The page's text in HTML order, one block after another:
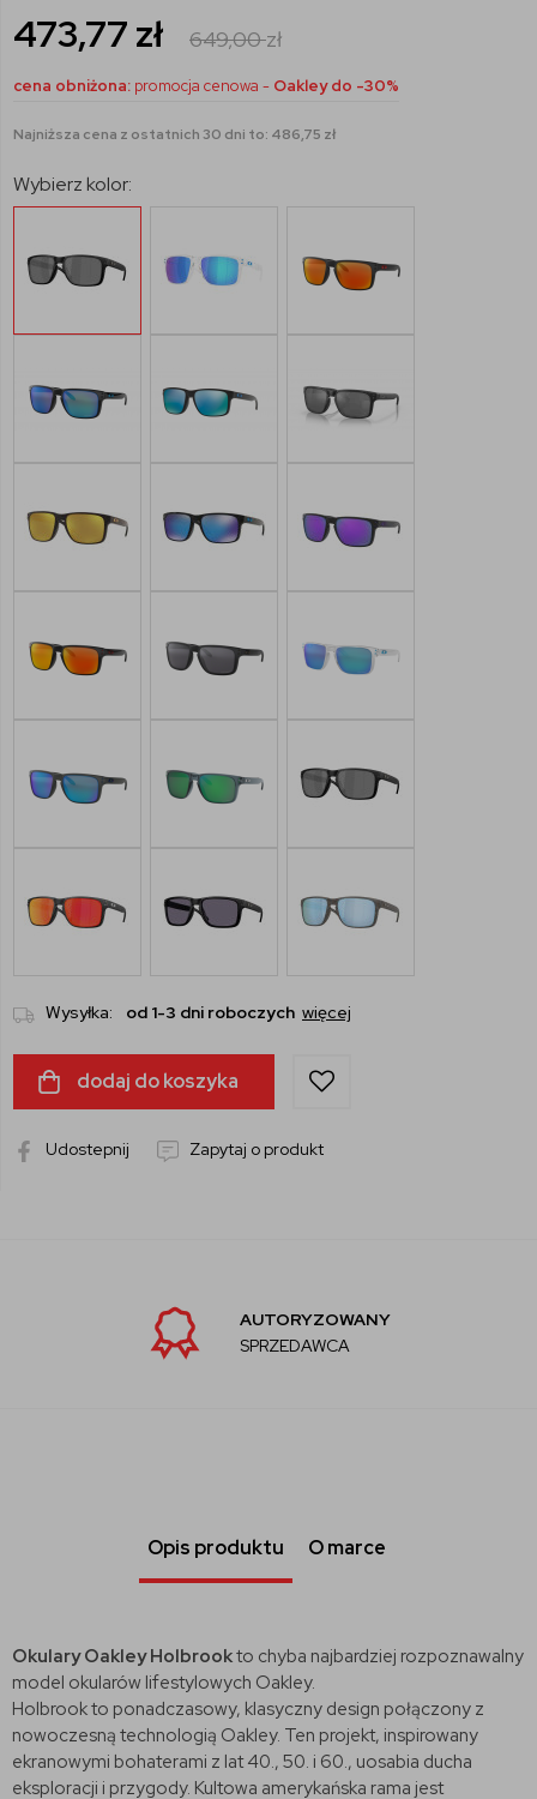
473,77 zł 649,00zł
cena obniżona: promocja cenowa - Oakley do -30%
Najniższa cena z ostatnich 30 dni to: 486,75 zł
Wybierz kolor:
Wysyłka: od 1-3 dni roboczych więcej
dodaj do koszyka
Udostepnij Zapytaj o produkt
AUTORYZOWANY
SPRZEDAWCA
Opis produktu O marce
Okulary Oakley Holbrookto chyba najbardziej rozpoznawalny
model okularów lifestylowych Oakley.
Holbrook to ponadczasowy, klasyczny design połączony z
nowoczesną technologią Oakley. Ten projekt, inspirowany
ekranowymi bohaterami z lat 40., 50. i 60., uosabia ducha
eksploracji i przygody. Kultowa amerykańska rama jest